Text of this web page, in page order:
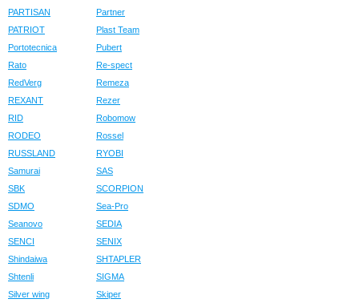
PARTISAN
Partner
PATRIOT
Plast Team
Portotecnica
Pubert
Rato
Re-spect
RedVerg
Remeza
REXANT
Rezer
RID
Robomow
RODEO
Rossel
RUSSLAND
RYOBI
Samurai
SAS
SBK
SCORPION
SDMO
Sea-Pro
Seanovo
SEDIA
SENCI
SENIX
Shindaiwa
SHTAPLER
Shtenli
SIGMA
Silver wing
Skiper